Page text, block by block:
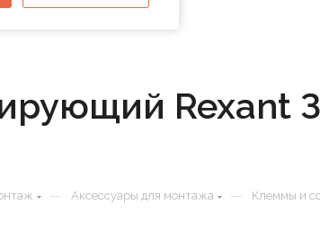
Rexant
— Аксессуары для монтажа — Клеммы и